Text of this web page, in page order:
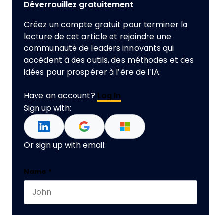
Déverrouillez gratuitement
Créez un compte gratuit pour terminer la
lecture de cet article et rejoindre une
communauté de leaders innovants qui
accèdent à des outils, des méthodes et des
idées pour prospérer à l’ère de l’IA.
Have an account? Log In
Sign up with:
Or sign up with email:
X/Twitter
Name *